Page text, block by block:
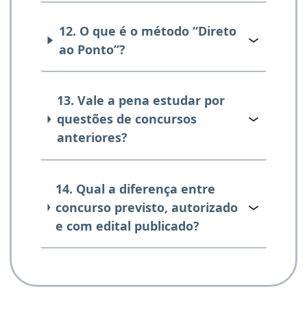
12. O que é o método “Direto
ao Ponto”?
13. Vale a pena estudar por
questões de concursos
anteriores?
14. Qual a diferença entre
concurso previsto, autorizado
e com edital publicado?